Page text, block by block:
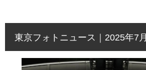
東京フォトニュース｜2025年7月